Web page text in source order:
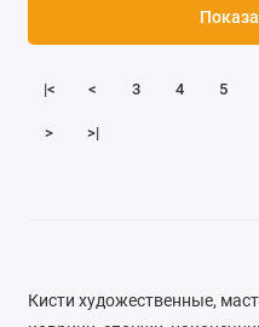
|< < 3 4 5
> >|
Кисти художественные,